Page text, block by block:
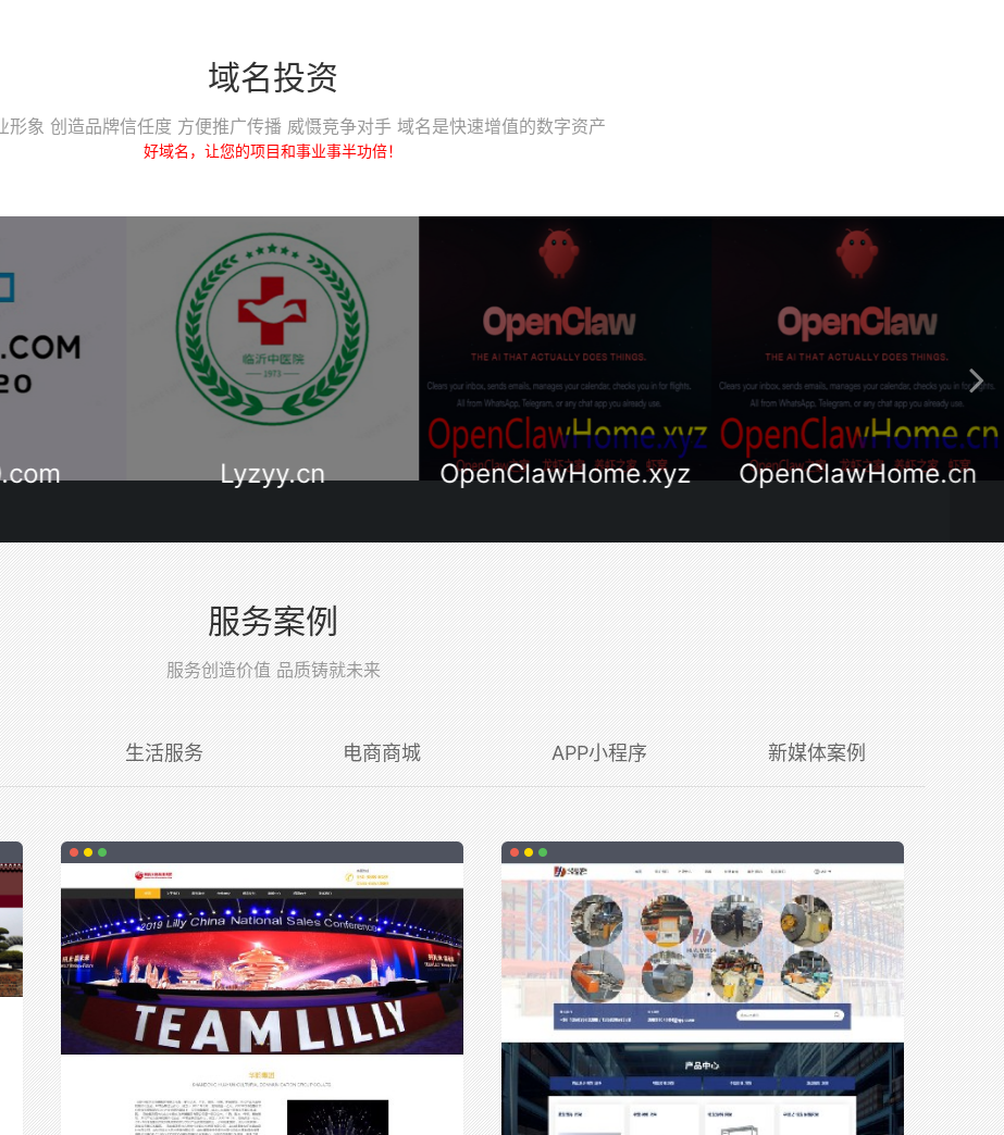
域名投资
形象 创造品牌信任度 方便推广传播 威慑竞争对手 域名是快速增值的数字资产
好域名，让您的项目和事业事半功倍！
OpenClawHome.xyz OpenClawHome.cn GouShiGuang.com
服务案例
服务创造价值 品质铸就未来
生活服务 电商商城 APP小程序 新媒体案例